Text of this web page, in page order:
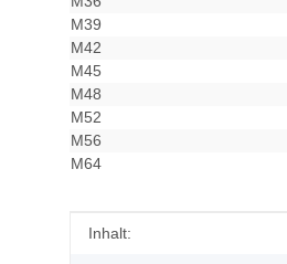
M39
M42
M45
M48
M52
M56
M64
Produkteigenschaft
Wert
Inhalt: